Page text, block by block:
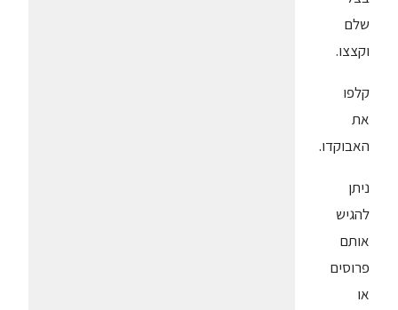
שלם
וקצצו.
קלפו
את
האבוקדו.
ניתן
להגיש
אותם
פרוסים
או